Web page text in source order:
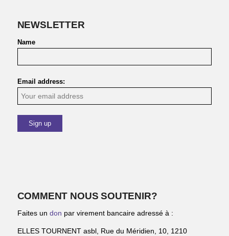
NEWSLETTER
Name
Email address:
COMMENT NOUS SOUTENIR?
Faites un don par virement bancaire adressé à :
ELLES TOURNENT asbl, Rue du Méridien, 10, 1210